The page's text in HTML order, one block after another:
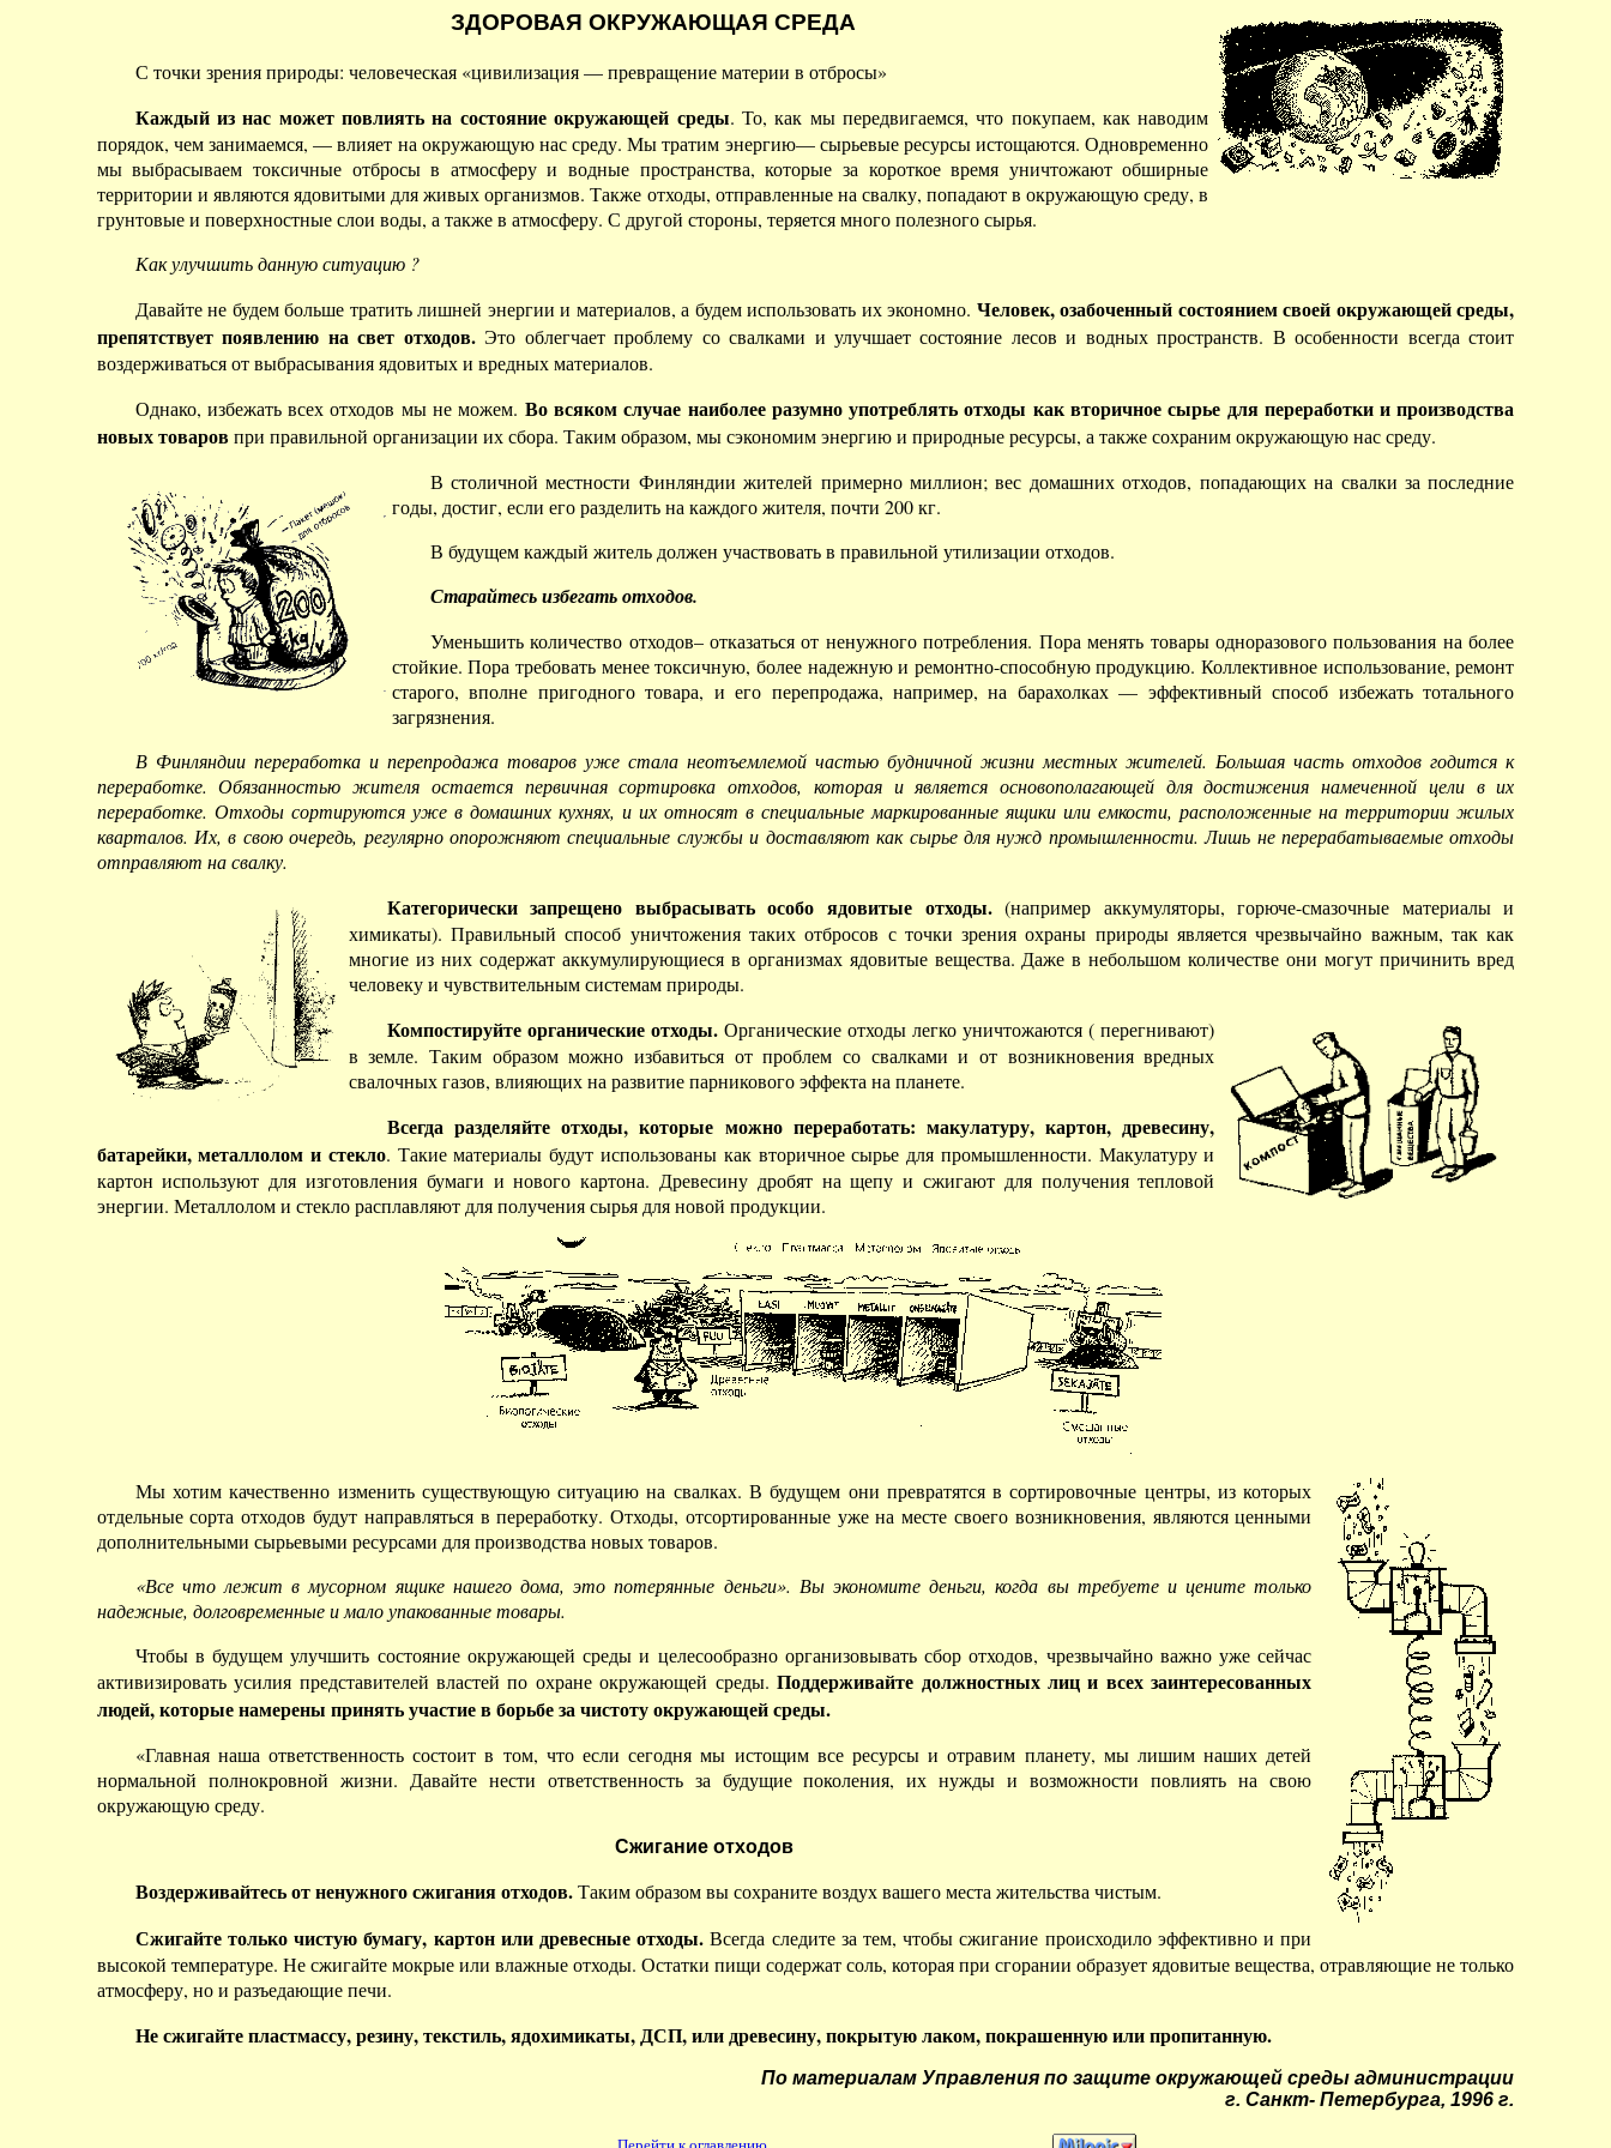
ЗДОРОВАЯ ОКРУЖАЮЩАЯ СРЕДА
С точки зрения природы: человеческая «цивилизация — превращение материи в отбросы»
Каждый из нас может повлиять на состояние окружающей среды. То, как мы передвигаемся, что покупаем, как наводим
порядок, чем занимаемся, — влияет на окружающую нас среду. Мы тратим энергию— сырьевые ресурсы истощаются. Одновременно
мы выбрасываем токсичные отбросы в атмосферу и водные пространства, которые за короткое время уничтожают обширные
территории и являются ядовитыми для живых организмов. Также отходы, отправленные на свалку, попадают в окружающую среду, в
грунтовые и поверхностные слои воды, а также в атмосферу. С другой стороны, теряется много полезного сырья.
Как улучшить данную ситуацию ?
Давайте не будем больше тратить лишней энергии и материалов, а будем использовать их экономно. Человек, озабоченный состоянием своей окружающей среды,
препятствует появлению на свет отходов.Это облегчает проблему со свалками и улучшает состояние лесов и водных пространств. В особенности всегда стоит
воздерживаться от выбрасывания ядовитых и вредных материалов.
Однако, избежать всех отходов мы не можем. Во всяком случае наиболее разумно употреблять отходы как вторичное сырье для переработки и производства
новых товаровпри правильной организации их сбора. Таким образом, мы сэкономим энергию и природные ресурсы, а также сохраним окружающую нас среду.
В столичной местности Финляндии жителей примерно миллион; вес домашних отходов, попадающих на свалки за последние
годы, достиг, если его разделить на каждого жителя, почти 200 кг.
В будущем каждый житель должен участвовать в правильной утилизации отходов.
Старайтесь избегать отходов.
Уменьшить количество отходов– отказаться от ненужного потребления. Пора менять товары одноразового пользования на более
стойкие. Пора требовать менее токсичную, более надежную и ремонтно-способную продукцию. Коллективное использование, ремонт
старого, вполне пригодного товара, и его перепродажа, например, на барахолках — эффективный способ избежать тотального
загрязнения.
В Финляндии переработка и перепродажа товаров уже стала неотъемлемой частью будничной жизни местных жителей. Большая часть отходов годится к
переработке. Обязанностью жителя остается первичная сортировка отходов, которая и является основополагающей для достижения намеченной цели в их
переработке. Отходы сортируются уже в домашних кухнях, и их относят в специальные маркированные ящики или емкости, расположенные на территории жилых
кварталов. Их, в свою очередь, регулярно опорожняют специальные службы и доставляют как сырье для нужд промышленности. Лишь не перерабатываемые отходы
отправляют на свалку.
Категорически запрещено выбрасывать особо ядовитые отходы.(например аккумуляторы, горюче-смазочные материалы и
химикаты). Правильный способ уничтожения таких отбросов с точки зрения охраны природы является чрезвычайно важным, так как
многие из них содержат аккумулирующиеся в организмах ядовитые вещества. Даже в небольшом количестве они могут причинить вред
человеку и чувствительным системам природы.
Компостируйте органические отходы.Органические отходы легко уничтожаются ( перегнивают)
в земле. Таким образом можно избавиться от проблем со свалками и от возникновения вредных
свалочных газов, влияющих на развитие парникового эффекта на планете.
Всегда разделяйте отходы, которые можно переработать: макулатуру, картон, древесину,
батарейки, металлолом и стекло. Такие материалы будут использованы как вторичное сырье для промышленности. Макулатуру и
картон используют для изготовления бумаги и нового картона. Древесину дробят на щепу и сжигают для получения тепловой
энергии. Металлолом и стекло расплавляют для получения сырья для новой продукции.
Мы хотим качественно изменить существующую ситуацию на свалках. В будущем они превратятся в сортировочные центры, из которых
отдельные сорта отходов будут направляться в переработку. Отходы, отсортированные уже на месте своего возникновения, являются ценными
дополнительными сырьевыми ресурсами для производства новых товаров.
«Все что лежит в мусорном ящике нашего дома, это потерянные деньги». Вы экономите деньги, когда вы требуете и цените только
надежные, долговременные и мало упакованные товары.
Чтобы в будущем улучшить состояние окружающей среды и целесообразно организовывать сбор отходов, чрезвычайно важно уже сейчас
активизировать усилия представителей властей по охране окружающей среды.Поддерживайте должностных лиц и всех заинтересованных
людей, которые намерены принять участие в борьбе за чистоту окружающей среды.
«Главная наша ответственность состоит в том, что если сегодня мы истощим все ресурсы и отравим планету, мы лишим наших детей
нормальной полнокровной жизни. Давайте нести ответственность за будущие поколения, их нужды и возможности повлиять на свою
окружающую среду.
Сжигание отходов
Воздерживайтесь от ненужного сжигания отходов.Таким образом вы сохраните воздух вашего места жительства чистым.
Сжигайте только чистую бумагу, картон или древесные отходы. Всегда следите за тем, чтобы сжигание происходило эффективно и при
высокой температуре. Не сжигайте мокрые или влажные отходы. Остатки пищи содержат соль, которая при сгорании образует ядовитые вещества, отравляющие не только
атмосферу, но и разъедающие печи.
Не сжигайте пластмассу, резину, текстиль, ядохимикаты, ДСП, или древесину, покрытую лаком, покрашенную или пропитанную.
По материалам Управления по защите окружающей среды администрации
г. Санкт- Петербурга, 1996 г.